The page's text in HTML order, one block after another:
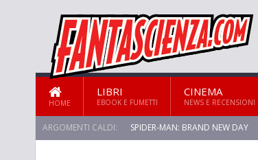
HOME
LIBRI
EBOOK E FUMETTI
CINEMA
NEWS E RECENSIONI
ARGOMENTI CALDI: SPIDER-MAN: BRAND NEW DAY